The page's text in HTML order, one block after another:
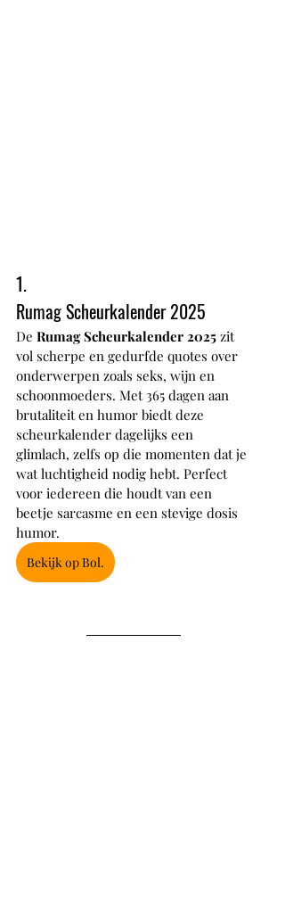
1.
Rumag Scheurkalender 2025
De Rumag Scheurkalender 2025 zit
vol scherpe en gedurfde quotes over
onderwerpen zoals seks, wijn en
schoonmoeders. Met 365 dagen aan
brutaliteit en humor biedt deze
scheurkalender dagelijks een
glimlach, zelfs op die momenten dat je
wat luchtigheid nodig hebt. Perfect
voor iedereen die houdt van een
beetje sarcasme en een stevige dosis
humor.
Bekijk op Bol.